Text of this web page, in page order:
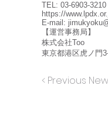
TEL: 03-6903-
https://
E-mail:
【運営事務局】
株式会社Too
東京都港区虎ノ門
< Previous